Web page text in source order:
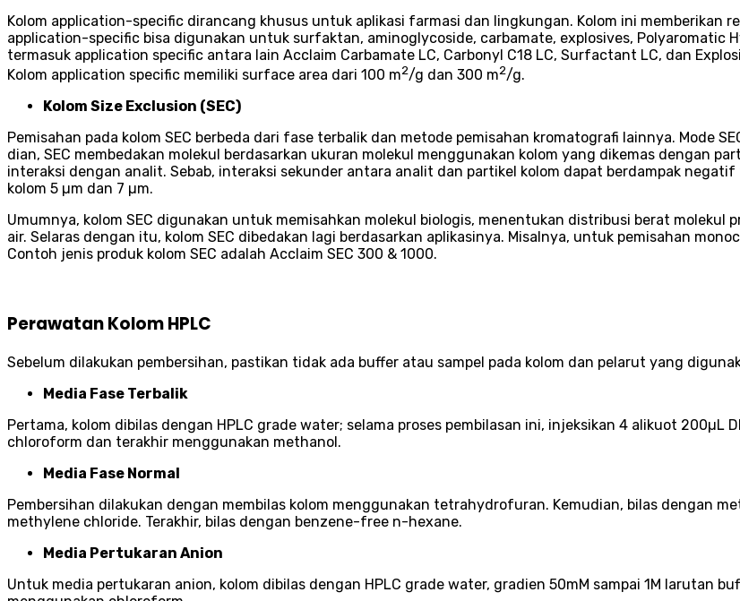
Kolom application-specific dirancang khusus untuk aplikasi farmasi dan lingkungan. Kolom ini memberikan
application-specific bisa digunakan untuk surfaktan, aminoglycoside, carbamate, explosives, Polyaromatic
termasuk application specific antara lain Acclaim Carbamate LC, Carbonyl C18 LC, Surfactant LC, dan
Kolom application specific memiliki surface area dari 100 m2/g dan 300 m2/g.
Kolom Size Exclusion (SEC)
Pemisahan pada kolom SEC berbeda dari fase terbalik dan metode pemisahan kromatografi lainnya. Mode
dian, SEC membedakan molekul berdasarkan ukuran molekul menggunakan kolom yang dikemas dengan
interaksi dengan analit. Sebab, interaksi sekunder antara analit dan partikel kolom dapat berdampak
kolom 5 µm dan 7 µm.
Umumnya, kolom SEC digunakan untuk memisahkan molekul biologis, menentukan distribusi berat
air. Selaras dengan itu, kolom SEC dibedakan lagi berdasarkan aplikasinya. Misalnya, untuk pemisahan
Contoh jenis produk kolom SEC adalah Acclaim SEC 300 & 1000.
Perawatan Kolom HPLC
Sebelum dilakukan pembersihan, pastikan tidak ada buffer atau sampel pada kolom dan pelarut yang
Media Fase Terbalik
Pertama, kolom dibilas dengan HPLC grade water; selama proses pembilasan ini, injeksikan 4 alikuot 200µL
chloroform dan terakhir menggunakan methanol.
Media Fase Normal
Pembersihan dilakukan dengan membilas kolom menggunakan tetrahydrofuran. Kemudian, bilas dengan
methylene chloride. Terakhir, bilas dengan benzene-free n-hexane.
Media Pertukaran Anion
Untuk media pertukaran anion, kolom dibilas dengan HPLC grade water, gradien 50mM sampai 1M larutan